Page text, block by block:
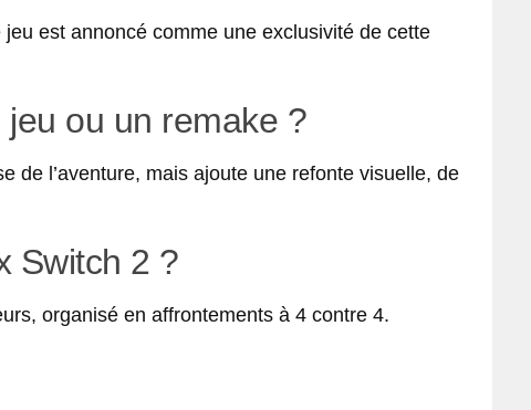
est annoncé comme une exclusivité de cette
ou un remake ?
de l’aventure, mais ajoute une refonte visuelle, de
Switch 2 ?
organisé en affrontements à 4 contre 4.